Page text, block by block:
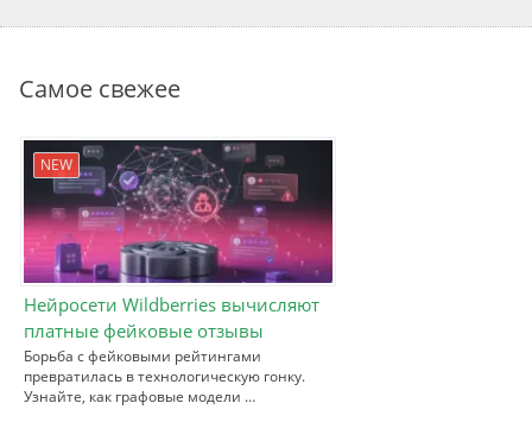
Самое свежее
NEW
Нейросети Wildberries вычисляют
платные фейковые отзывы
Борьба с фейковыми рейтингами
превратилась в технологическую гонку.
Узнайте, как графовые модели …